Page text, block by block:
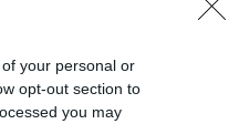
your personal or
opt-out section to
you may
16.
Feyenoord zet
Ueda en Hadj